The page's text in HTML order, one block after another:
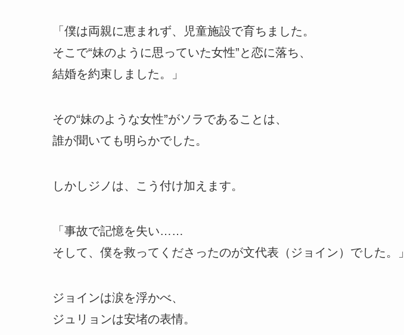
「僕は両親に恵まれず、児童施設で育ちました。
そこで“妹のように思っていた女性”と恋に落ち、
結婚を約束しました。」
その“妹のような女性”がソラであることは、
誰が聞いても明らかでした。
しかしジノは、こう付け加えます。
「事故で記憶を失い……
そして、僕を救ってくださったのが文代表（ジョイン）でした。」
ジョインは涙を浮かべ、
ジュリョンは安堵の表情。